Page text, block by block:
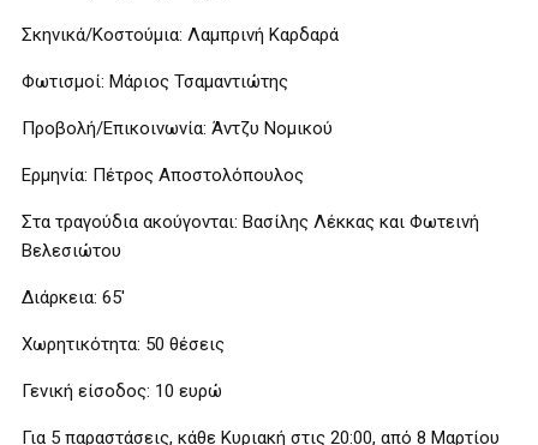
Σκηνικά/Κοστούμια: Λαμπρινή Καρδαρά
Φωτισμοί: Μάριος Τσαμαντιώτης
Προβολή/Επικοινωνία: Άντζυ Νομικού
Ερμηνία: Πέτρος Αποστολόπουλος
Στα τραγούδια ακούγονται: Βασίλης Λέκκας και Φωτεινή
Βελεσιώτου
Διάρκεια: 65′
Χωρητικότητα: 50 θέσεις
Γενική είσοδος: 10 ευρώ
Για 5 παραστάσεις, κάθε Κυριακή στις 20:00, από 8 Μαρτίου